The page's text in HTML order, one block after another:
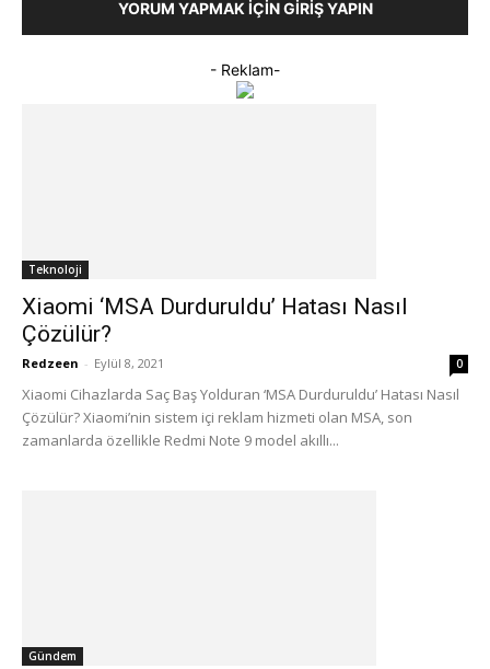
YORUM YAPMAK İÇIN GIRIŞ YAPIN
- Reklam-
Teknoloji
Xiaomi ‘MSA Durduruldu’ Hatası Nasıl
Çözülür?
Redzeen - Eylül 8, 2021 0
Xiaomi Cihazlarda Saç Baş Yolduran ‘MSA Durduruldu’ Hatası Nasıl
Çözülür? Xiaomi’nin sistem içi reklam hizmeti olan MSA, son
zamanlarda özellikle Redmi Note 9 model akıllı...
Gündem